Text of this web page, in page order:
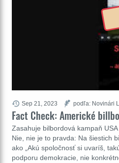
Fact Check: Americké
Zasahuje bilbordová kampaň
Nie, nie je to pravda: Na šiestich
ako „Akú spoločnosť si uvaríš,
podporu demokracie, nie
Sep 21, 2023 podľa: Novinári